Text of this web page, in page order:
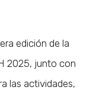
edición de la
2025, junto con
las actividades,